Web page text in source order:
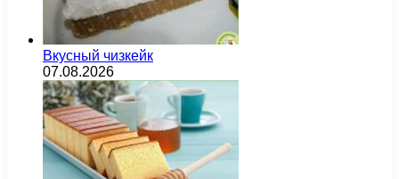
Вкусный чизкейк
07.08.2026